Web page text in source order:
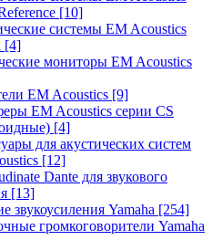
[10]
системы EM Acoustics
[4]
мониторы EM Acoustics
EM Acoustics [9]
EM Acoustics серии CS
[4]
для акустических систем
[12]
Dante для звукового
[13]
звукоусиления Yamaha [254]
громкоговорители Yamaha